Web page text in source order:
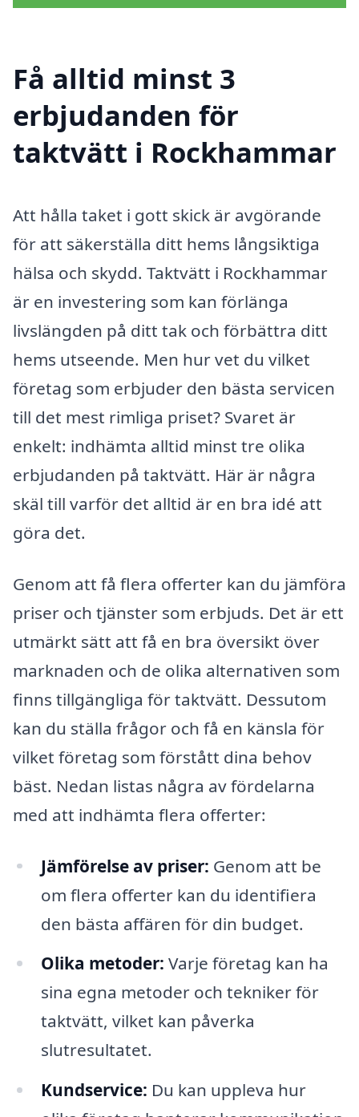
Få alltid minst 3
erbjudanden för
taktvätt i Rockhammar
Att hålla taket i gott skick är avgörande
för att säkerställa ditt hems långsiktiga
hälsa och skydd. Taktvätt i Rockhammar
är en investering som kan förlänga
livslängden på ditt tak och förbättra ditt
hems utseende. Men hur vet du vilket
företag som erbjuder den bästa servicen
till det mest rimliga priset? Svaret är
enkelt: indhämta alltid minst tre olika
erbjudanden på taktvätt. Här är några
skäl till varför det alltid är en bra idé att
göra det.
Genom att få flera offerter kan du jämföra
priser och tjänster som erbjuds. Det är ett
utmärkt sätt att få en bra översikt över
marknaden och de olika alternativen som
finns tillgängliga för taktvätt. Dessutom
kan du ställa frågor och få en känsla för
vilket företag som förstått dina behov
bäst. Nedan listas några av fördelarna
med att indhämta flera offerter:
Jämförelse av priser: Genom att be
om flera offerter kan du identifiera
den bästa affären för din budget.
Olika metoder: Varje företag kan ha
sina egna metoder och tekniker för
taktvätt, vilket kan påverka
slutresultatet.
Kundservice: Du kan uppleva hur